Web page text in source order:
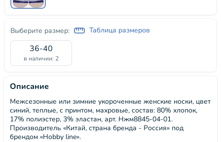
Выберите размер: Таблица размеров
36-40
в наличии: 2
Описание
Межсезонные или зимние укороченные женские носки, цвет
синий, теплые, с принтом, махровые, состав: 80% хлопок,
17% полиэстер, 3% эластан, арт. Нжм8845-04-01.
Производитель «Китай, страна бренда - Россия» под
брендом «Hobby line».